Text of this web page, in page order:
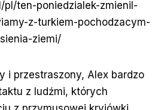
pl/ten-poniedzialek-zmienil-
z-turkiem-pochodzacym-
ziemi/
i przestraszony, Alex bardzo
z ludźmi, których